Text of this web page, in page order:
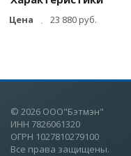
Цена 23 880 руб.
© 2026 ООО"Бэтмэн"
ИНН 7826061320
ОГРН 1027810279100
Все права защищены.